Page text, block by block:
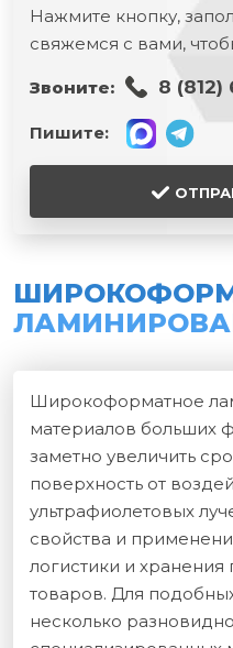
Нажмите кнопку,
свяжемся с вами,
Звоните: 8 (812)
Пишите:
Широкоформатное
материалов больших
заметно увеличить
поверхность от
ультрафиолетовых
свойства и
логистики и
товаров. Для
несколько